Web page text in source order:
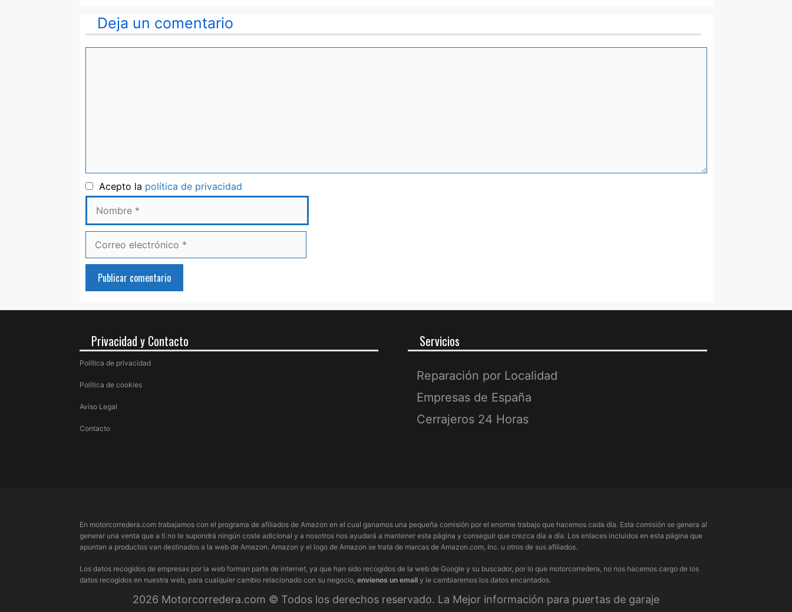
Deja un comentario
Acepto la política de privacidadNombre
electrónico
Privacidad y Contacto
Política de privacidad
Política de cookies
Aviso Legal
Contacto
Servicios
Reparación por Localidad
Empresas de España
Cerrajeros 24 Horas
En motorcorredera.com trabajamos con el programa de afiliados de Amazon en el cual ganamos una pequeña comisión por el enorme trabajo que hacemos cada día. Esta comisión se genera al
generar una venta que a ti no te supondrá ningún coste adicional y a nosotros nos ayudará a mantener esta página y conseguir que crezca día a día. Los enlaces incluidos en esta página que
apuntan a productos van destinados a la web de Amazon. Amazon y el logo de Amazon se trata de marcas de Amazon.com, Inc. u otros de sus afiliados.
Los datos recogidos de empresas por la web forman parte de internet, ya que han sido recogidos de la web de Google y su buscador, por lo que motorcorredera, no nos hacemos cargo de los
datos recogidos en nuestra web, para cualquier cambio relacionado con su negocio, envíenos un email y le cambiaremos los datos encantados.
2026 Motorcorredera.com © Todos los derechos reservado. La Mejor información para puertas de garaje